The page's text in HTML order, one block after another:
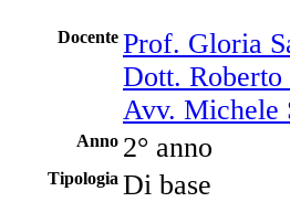
Docente Prof. Gloria
Dott.
Avv. Michele
Anno 2° anno
Tipologia Di base